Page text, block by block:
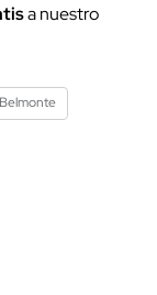
a nuestro